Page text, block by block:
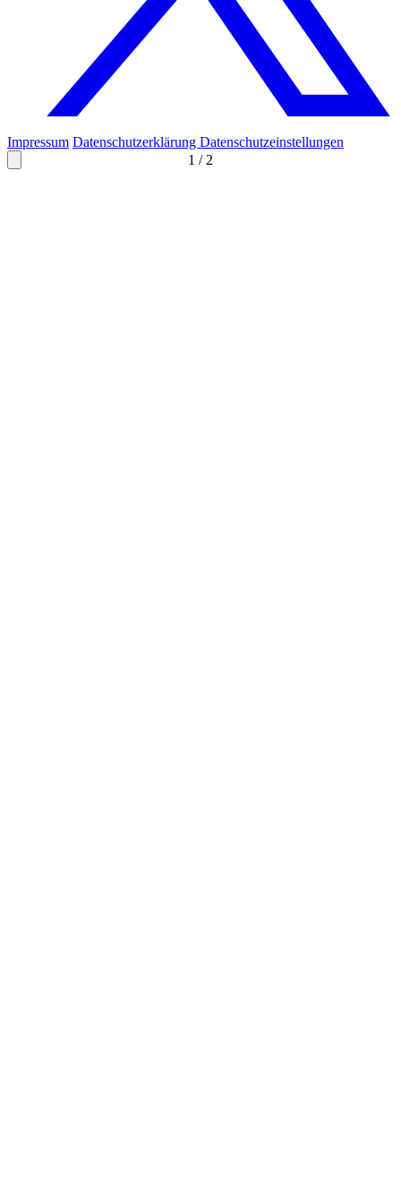
1 / 2
Impressum Datenschutzerklärung Datenschutzeinstellungen